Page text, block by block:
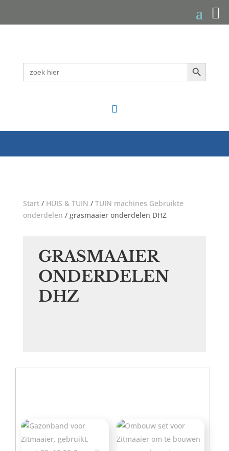
Zoek
naar:
Zoekknop

Start/ HUIS & TUIN / TUIN machines Gebruikte
onderdelen / grasmaaier onderdelen DHZ
GRASMAAIER
ONDERDELEN
DHZ